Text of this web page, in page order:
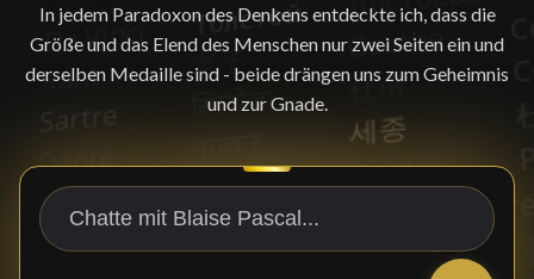
In jedem Paradoxon des Denkens entdeckte ich, dass die
Größe und das Elend des Menschen nur zwei Seiten ein und
derselben Medaille sind - beide drängen uns zum Geheimnis
und zur Gnade.